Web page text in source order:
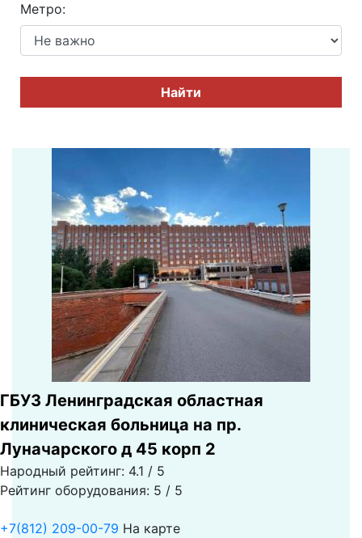
Метро:
Найти
ГБУЗ Ленинградская областная
клиническая больница на пр.
Луначарского д 45 корп 2
Народный рейтинг: 4.1 / 5
Рейтинг оборудования: 5 / 5
+7(812) 209-00-79 На карте